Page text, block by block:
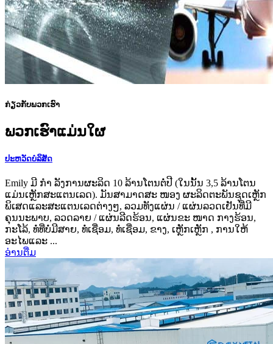
ກ່ຽວ​ກັບ​ພວກ​ເຮົາ
ພວກ​ເຮົາ​ແມ່ນ​ໃຜ
ປະ​ຫວັດ​ບໍ​ລິ​ສັດ
Emily ມີ ກຳ ລັງການຜະລິດ 10 ລ້ານໂຕນຕໍ່ປີ (ໃນນັ້ນ 3,5 ລ້ານໂຕນ
ແມ່ນເຫຼັກສະແຕນເລດ). ມັນສາມາດສະ ໜອງ ຜະລິດຕະພັນຊຸດເຫຼັກ
ພິເສດແລະສະແຕນເລດຕ່າງໆ, ລວມທັງແຜ່ນ / ແຜ່ນລວດເຢັນທີ່ມີ
ຄຸນນະພາບ, ລວດລາຍ / ແຜ່ນລີດຮ້ອນ, ແຜ່ນຂະ ໜາດ ກາງຮ້ອນ,
ກະໂລ້, ທໍ່ທີ່ບໍ່ມີສາຍ, ທໍ່ເຊື່ອມ, ທໍ່ເຊື່ອມ, ຂາງ, ເຫຼັກເຫຼັກ , ການໃຫ້
ອະໄພແລະ ...
ອ່ານ​ຕື່ມ